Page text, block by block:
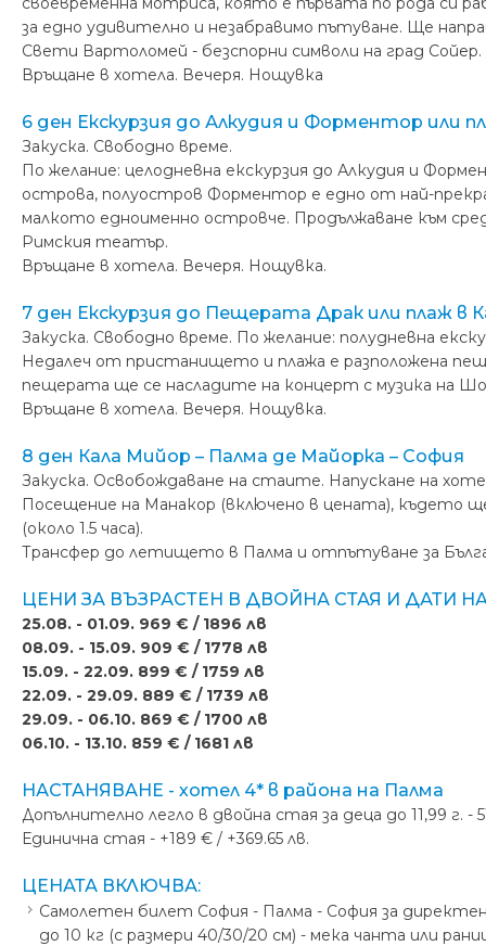
за едно удивително и незабравимо пътуване. Ще
Свети Вартоломей - безспорни символи на град Сойер.
Връщане в хотела. Вечеря. Нощувка
6 ден Екскурзия до Алкудия и Форментор или
Закуска. Свободно време.
По желание: целодневна екскурзия до Алкудия и
острова, полуостров Форментор е едно от най-
малкото едноименно островче. Продължаване към
Римския театър.
Връщане в хотела. Вечеря. Нощувка.
7 ден Екскурзия до Пещерата Драк или плаж в
Закуска. Свободно време. По желание: полудневна
Недалеч от пристанището и плажа е разположена
пещерата ще се насладите на концерт с музика на
Връщане в хотела. Вечеря. Нощувка.
8 ден Кала Мийор – Палма де Майорка – София
Закуска. Освобождаване на стаите. Напускане на
Посещение на Манакор (включено в цената), където
(около 1.5 часа).
Трансфер до летището в Палма и oтпътуване за
ЦЕНИ ЗА ВЪЗРАСТЕН В ДВОЙНА СТАЯ И ДАТИ
25.08. - 01.09. 969 € / 1896 лв
08.09. - 15.09. 909 € / 1778 лв
15.09. - 22.09. 899 € / 1759 лв
22.09. - 29.09. 889 € / 1739 лв
29.09. - 06.10. 869 € / 1700 лв
06.10. - 13.10. 859 € / 1681 лв
НАСТАНЯВАНЕ - хотел 4* в района на Палма
Допълнително легло в двойна стая за деца до 11,99 г. -
Единична стая - +189 € / +369.65 лв.
ЦЕНАТА ВКЛЮЧВА:
Самолетен билет София - Палма - София за
до 10 кг (с размери 40/30/20 см) - мека чанта или